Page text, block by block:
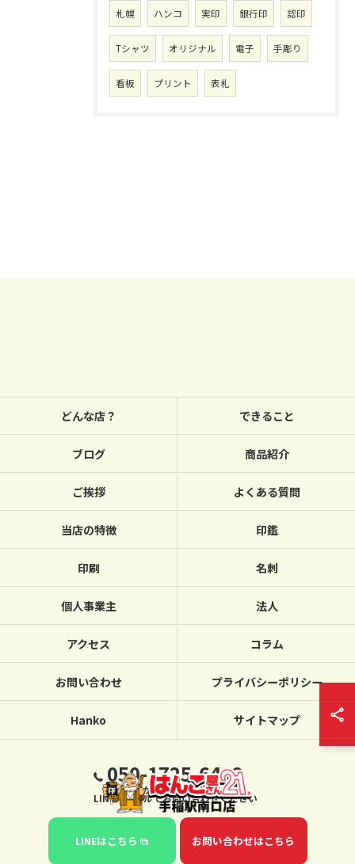
札幌 ハンコ 実印 銀行印 認印
Tシャツ オリジナル 電子 手彫り
看板 プリント 表札
050-1725-6432
繋がらない場合は、
LINE・メールでお問い合わせください
LINEはこちら お問い合わせはこちら
どんな店？ できること
ブログ 商品紹介
ご挨拶 よくある質問
当店の特徴 印鑑
印刷 名刺
個人事業主 法人
アクセス コラム
お問い合わせ プライバシーポリシー
Hanko サイトマップ
© 2026 北海道札幌のハンコならはんこ屋さん21手稲駅南口店 ALL RIGHTS
RESERVED.